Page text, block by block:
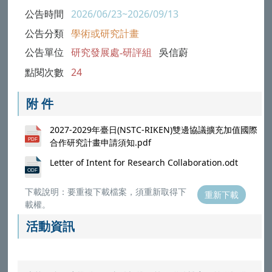
公告時間 2026/06/23~2026/09/13
公告分類 學術或研究計畫
公告單位 研究發展處-研評組 吳信蔚
點閱次數 24
附 件
2027-2029年臺日(NSTC-RIKEN)雙邊協議擴充加值國際
合作研究計畫申請須知.pdf
Letter of Intent for Research Collaboration.odt
下載說明：要重複下載檔案，須重新取得下
載權。
重新下載
活動資訊